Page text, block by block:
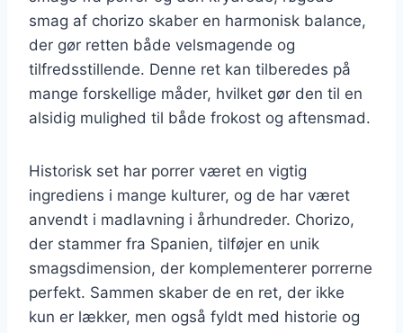
smag af chorizo skaber en harmonisk balance,
der gør retten både velsmagende og
tilfredsstillende. Denne ret kan tilberedes på
mange forskellige måder, hvilket gør den til en
alsidig mulighed til både frokost og aftensmad.
Historisk set har porrer været en vigtig
ingrediens i mange kulturer, og de har været
anvendt i madlavning i århundreder. Chorizo,
der stammer fra Spanien, tilføjer en unik
smagsdimension, der komplementerer porrerne
perfekt. Sammen skaber de en ret, der ikke
kun er lækker, men også fyldt med historie og